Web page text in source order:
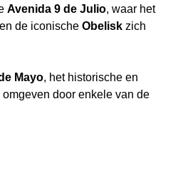
Avenida 9 de Julio, waar het
en de iconische Obelisk zich
Mayo, het historische en
door enkele van de